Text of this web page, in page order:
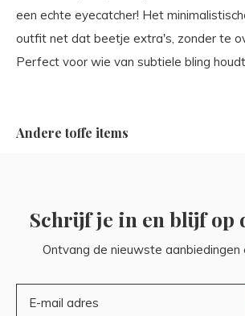
een echte eyecatcher! Het
outfit net dat beetje extra's, zonder te
Perfect voor wie van subtiele bling
Andere toffe items
Schrijf je in en blijf op
Ontvang de nieuwste aanbiedingen